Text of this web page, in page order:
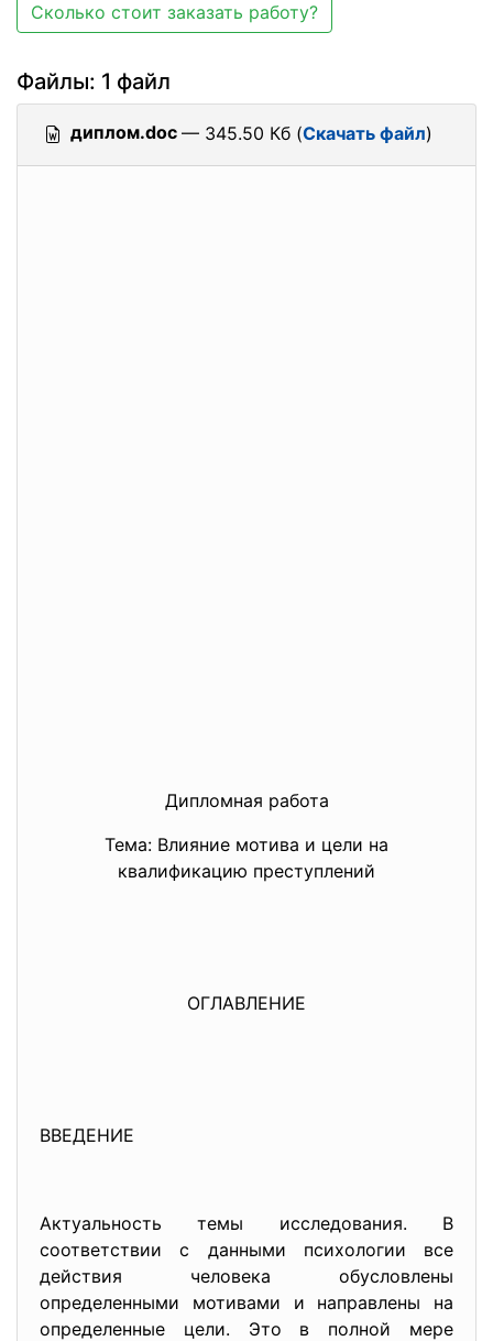
Сколько стоит заказать работу?
Файлы: 1 файл
диплом.doc — 345.50 Кб (Скачать файл)
Дипломная работа
Тема: Влияние мотива и цели на
квалификацию преступлений
ОГЛАВЛЕНИЕ
ВВЕДЕНИЕ
Актуальность темы исследования. В
соответствии с данными психологии все
действия человека обусловлены
определенными мотивами и направлены на
определенные цели. Это в полной мере